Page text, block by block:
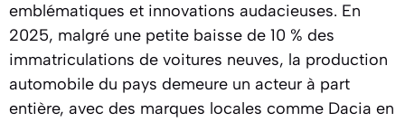
emblématiques et innovations audacieuses. En
2025, malgré une petite baisse de 10 % des
immatriculations de voitures neuves, la production
automobile du pays demeure un acteur à part
entière, avec des marques locales comme Dacia en